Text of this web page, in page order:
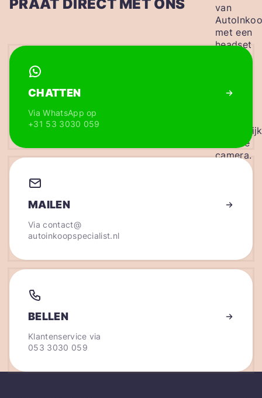
PRAAT DIRECT MET ONS
CHATTEN
Via WhatsApp op
+31 53 3030 059
MAILEN
Viacontact@
autoinkoopspecialist.nl
BELLEN
Klantenservice via
053 3030 059